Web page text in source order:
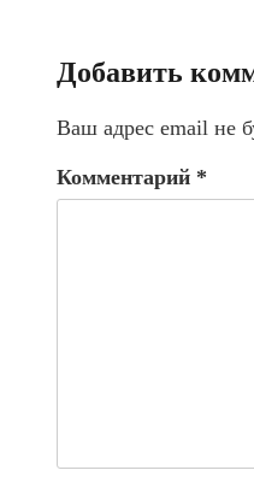
Добавить
Ваш адрес email не
Комментарий *